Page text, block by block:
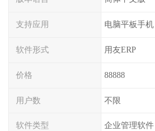
支持应用 电脑平板手机
软件形式 用友ERP
价格 88888
用户数 不限
软件类型 企业管理软件